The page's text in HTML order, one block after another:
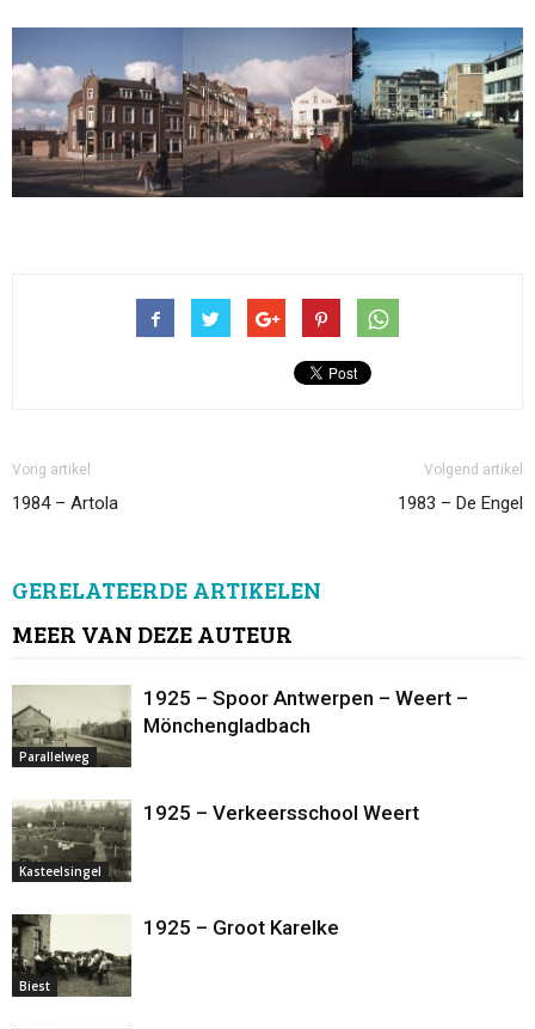
Vorig artikel
1984 – Artola
Volgend artikel
1983 – De Engel
GERELATEERDE ARTIKELEN
MEER VAN DEZE AUTEUR
Parallelweg
1925 – Spoor Antwerpen – Weert –
Mönchengladbach
Kasteelsingel
1925 – Verkeersschool Weert
Biest
1925 – Groot Karelke